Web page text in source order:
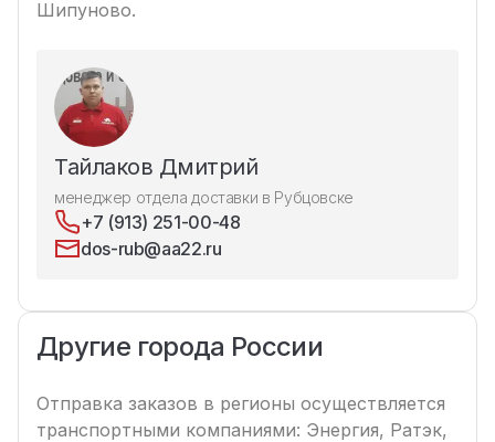
Шипуново.
Тайлаков Дмитрий
менеджер отдела доставки в Рубцовске
+7 (913) 251-00-48
dos-rub@aa22.ru
Другие города России
Отправка заказов в регионы осуществляется
транспортными компаниями: Энергия, Ратэк,